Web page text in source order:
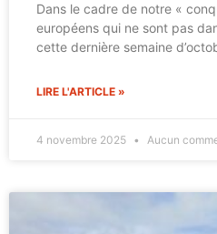
Dans le cadre de notre «
européens qui ne sont pas
cette dernière semaine
LIRE L'ARTICLE »
4 novembre 2025 Aucun